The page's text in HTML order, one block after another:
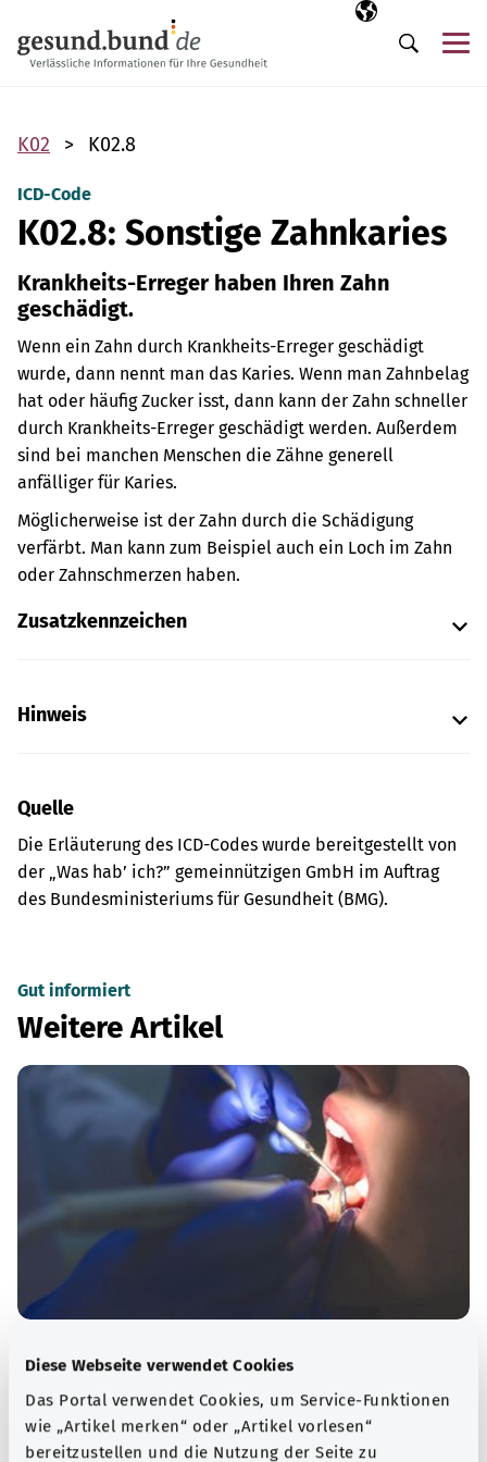
Diese Webseite verwendet Cookies
Das Portal verwendet Cookies, um Service-Funktionen
wie „Artikel merken“ oder „Artikel vorlesen“
bereitzustellen und die Nutzung der Seite zu
Ausgewählte
DE
Suche
K02 K02.8
ICD-Code
K02.8: Sonstige Zahnkaries
Krankheits-Erreger haben Ihren Zahn
geschädigt.
Wenn ein Zahn durch Krankheits-Erreger geschädigt
wurde, dann nennt man das Karies. Wenn man Zahnbelag
hat oder häufig Zucker isst, dann kann der Zahn schneller
durch Krankheits-Erreger geschädigt werden. Außerdem
sind bei manchen Menschen die Zähne generell
anfälliger für Karies.
Möglicherweise ist der Zahn durch die Schädigung
verfärbt. Man kann zum Beispiel auch ein Loch im Zahn
oder Zahnschmerzen haben.
Zusatzkennzeichen
Hinweis
Quelle
Die Erläuterung des ICD-Codes wurde bereitgestellt von
der „Was hab’ ich?” gemeinnützigen GmbH im Auftrag
des Bundesministeriums für Gesundheit (BMG).
Gut informiert
Weitere Artikel
Karies
Karies ist eine Zahnkrankheit. Sie entsteht durch
Bakterien im Zahnbelag, süße Lebensmittel und
mangelnde Mundhygiene. Karies schädigt die Zähne und